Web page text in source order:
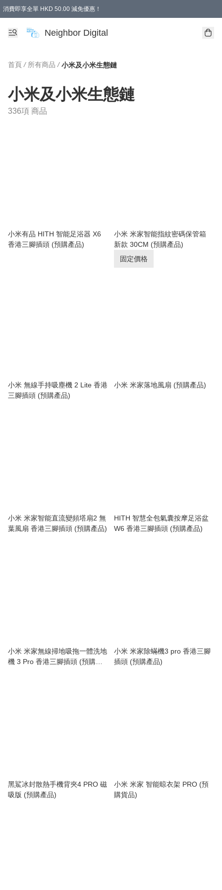
消費即享全單 HKD 50.00 減免優惠！
Neighbor Digital
首頁 / 所有商品 / 小米及小米生態鏈
小米及小米生態鏈
336項 商品
小米有品 HITH 智能足浴器 X6
香港三腳插頭 (預購產品)
小米 米家智能指紋密碼保管箱
新款 30CM (預購產品)
固定價格
小米 無線手持吸塵機 2 Lite 香港
三腳插頭 (預購產品)
小米 米家落地風扇 (預購產品)
小米 米家智能直流變頻塔扇2 無
葉風扇 香港三腳插頭 (預購產品)
HITH 智慧全包氣囊按摩足浴盆
W6 香港三腳插頭 (預購產品)
小米 米家無線掃地吸拖一體洗地
機 3 Pro 香港三腳插頭 (預購產
小米 米家除蟎機3 pro 香港三腳
插頭 (預購產品)
黑鯊冰封散熱手機背夾4 PRO 磁
吸版 (預購產品)
小米 米家 智能晾衣架 PRO (預
購貨品)